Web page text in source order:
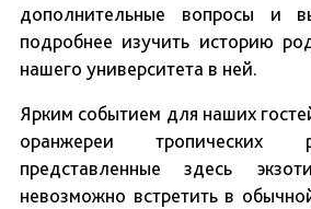
дополнительные вопросы и
подробнее изучить историю
нашего университета в ней.
Ярким событием для наших
оранжереи тропических
представленные здесь
невозможно встретить в